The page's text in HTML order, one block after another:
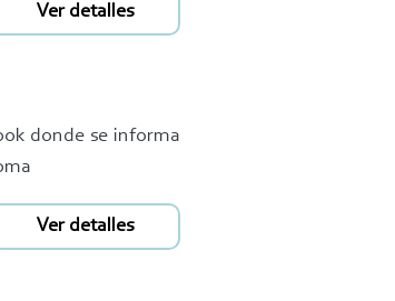
Ver detalles
donde se informa
Ver detalles